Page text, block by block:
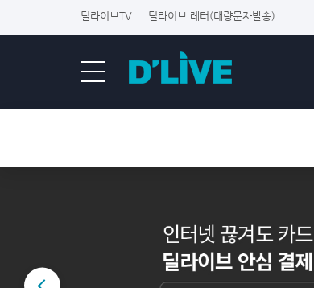
딜라이브TV 딜라이브 레터(대량문자발송)